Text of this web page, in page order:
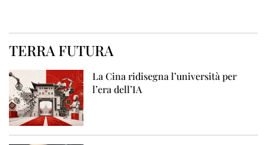
TERRA FUTURA
La Cina ridisegna l’università per
l’era dell’IA